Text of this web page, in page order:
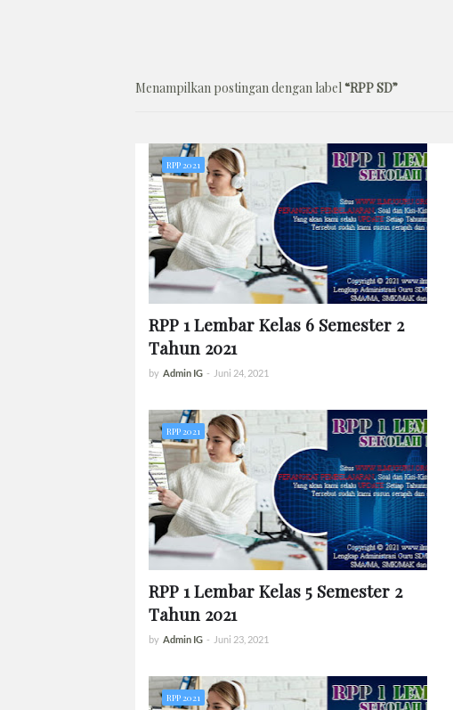
Menampilkan postingan dengan label RPP SD
RPP 2021
RPP 1 Lembar Kelas 6 Semester 2
Tahun 2021
by Admin IG - Juni 24, 2021
RPP 2021
RPP 1 Lembar Kelas 5 Semester 2
Tahun 2021
by Admin IG - Juni 23, 2021
RPP 2021